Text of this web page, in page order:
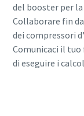
del booster per
Collaborare fin
dei compressori
Comunicaci il
di eseguire i